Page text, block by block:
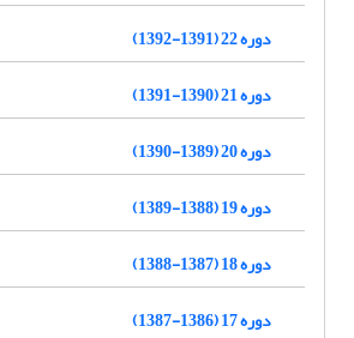
دوره 22 (1391-1392)
دوره 21 (1390-1391)
دوره 20 (1389-1390)
دوره 19 (1388-1389)
دوره 18 (1387-1388)
دوره 17 (1386-1387)